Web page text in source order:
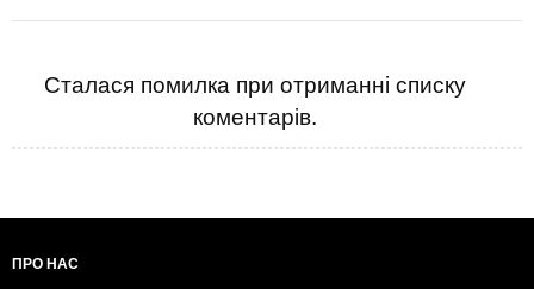
Сталася помилка при отриманні списку
коментарів.
ПРО НАС